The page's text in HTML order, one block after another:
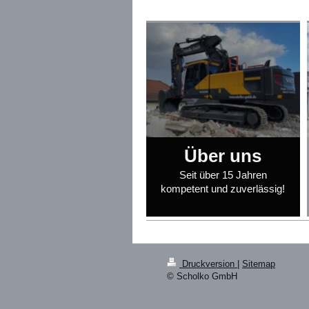
Über uns
Seit über 15 Jahren
kompetent und zuverlässig!
Druckversion
Sitemap
© Scholko GmbH